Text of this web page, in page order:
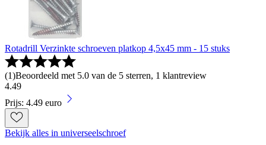
Rotadrill Verzinkte schroeven platkop 4,5x45 mm - 15 stuks
(1)Beoordeeld met 5.0 van de 5 sterren, 1 klantreview
4.49
Prijs: 4.49 euro
Bekijk alles in universeelschroef